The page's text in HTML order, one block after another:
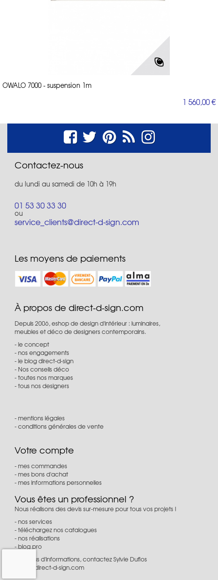
OWALO 7000 - suspension 1m
1 560,00 €
Contactez-nous
du lundi au samedi de 10h à 19h
01 53 30 33 30
ou
service_clients@direct-d-sign.com
Les moyens de paiements
À propos de direct-d-sign.com
Depuis 2006, eshop de design d'intérieur : luminaires,
meubles et déco de designers contemporains.
le concept
nos engagements
le blog direct-d-sign
Nos conseils déco
toutes nos marques
tous nos designers
mentions légales
conditions générales de vente
Votre compte
mes commandes
mes bons d'achat
mes informations personnelles
Vous êtes un professionnel ?
Nous réalisons des devis sur-mesure pour tous vos projets !
nos services
téléchargez nos catalogues
nos réalisations
blog pro
Pour plus d'informations, contactez Sylvie Duflos
pro@direct-d-sign.com